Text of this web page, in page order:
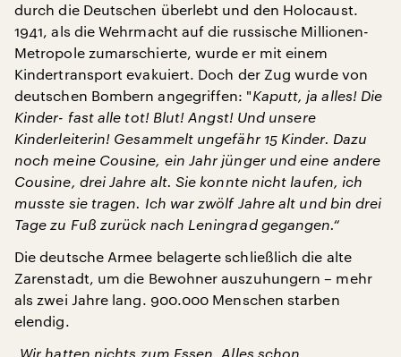
durch die Deutschen überlebt und den Holocaust.
1941, als die Wehrmacht auf die russische Millionen-
Metropole zumarschierte, wurde er mit einem
Kindertransport evakuiert. Doch der Zug wurde von
deutschen Bombern angegriffen: "Kaputt, ja alles! Die
Kinder- fast alle tot! Blut! Angst! Und unsere
Kinderleiterin! Gesammelt ungefähr 15 Kinder. Dazu
noch meine Cousine, ein Jahr jünger und eine andere
Cousine, drei Jahre alt. Sie konnte nicht laufen, ich
musste sie tragen. Ich war zwölf Jahre alt und bin drei
Tage zu Fuß zurück nach Leningrad gegangen.“
Die deutsche Armee belagerte schließlich die alte
Zarenstadt, um die Bewohner auszuhungern – mehr
als zwei Jahre lang. 900.000 Menschen starben
elendig.
„Wir hatten nichts zum Essen. Alles schon